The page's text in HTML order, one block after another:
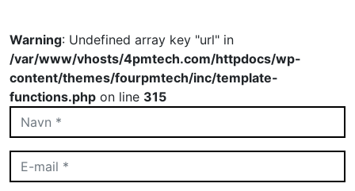
Warning: Undefined array key "url" in
/var/www/vhosts/4pmtech.com/httpdocs/wp-
content/themes/fourpmtech/inc/template-
functions.php on line 315